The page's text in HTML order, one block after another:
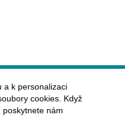
a k personalizaci
cookies. Když
poskytnete nám